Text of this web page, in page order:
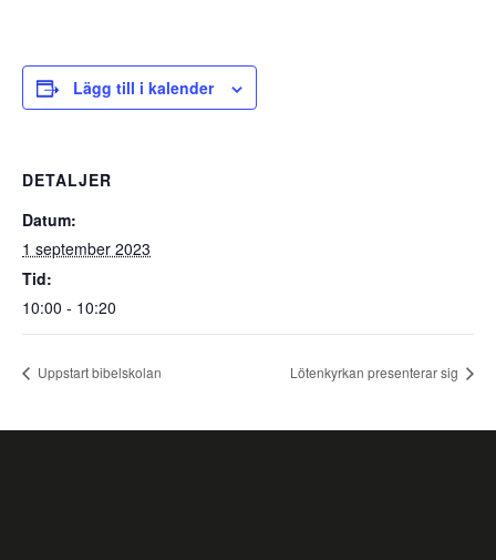
Lägg till i kalender
DETALJER
Datum:
1 september 2023
Tid:
10:00 - 10:20
Uppstart bibelskolan Lötenkyrkan presenterar sig